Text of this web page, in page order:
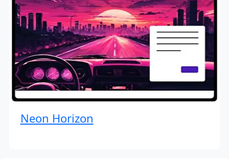
Neon Horizon